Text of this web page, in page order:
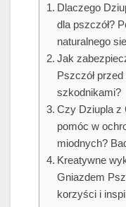
Dlaczego
dla pszczół?
naturalnego
Jak
Pszczół
szkodnikami?
Czy Dziupla z
pomóc w
miodnych?
Kreatywne
Gniazdem
korzyści i